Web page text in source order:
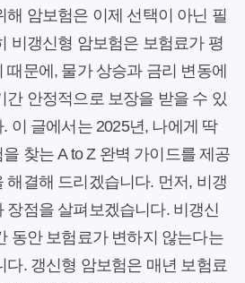
해 암보험은 이제 선택이 아닌 필
비갱신형 암보험은 보험료가 평
문에, 물가 상승과 금리 변동에
간 안정적으로 보장을 받을 수 있
이 글에서는 2025년, 나에게 딱
찾는 A to Z 완벽 가이드를 제공
해결해 드리겠습니다. 먼저, 비갱
장점을 살펴보겠습니다. 비갱신
동안 보험료가 변하지 않는다는
다. 갱신형 암보험은 매년 보험료